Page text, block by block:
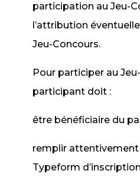
participation au Jeu-
l’attribution
Jeu-Concours.
Pour participer au
participant doit :
être bénéficiaire du
remplir
Typeform